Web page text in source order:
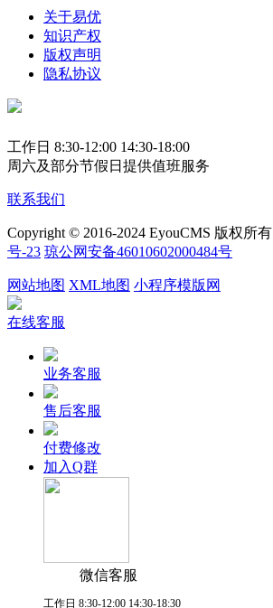
关于易优
知识产权
版权声明
隐私协议
工作日 8:30-12:00 14:30-18:00
周六及部分节假日提供值班服务
联系我们
Copyright © 2016-2024 EyouCMS 版权所有
号-23 琼公网安备46010602000484号
网站地图 XML地图 小程序模版网
在线客服
业务客服
售后客服
付费修改
加入Q群
微信客服
工作日 8:30-12:00 14:30-18:30